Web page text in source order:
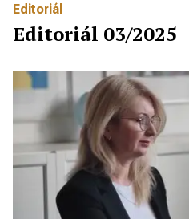
Editoriál
Editoriál 03/2025